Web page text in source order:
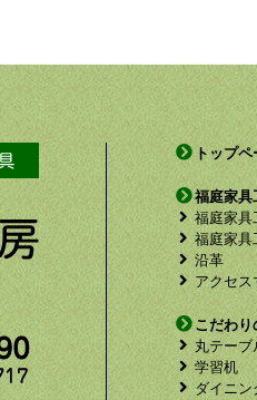
トップ
福庭家具
福庭家具
福庭家具
沿革
アクセス
こだわり
丸テーブ
学習机
ダイニン